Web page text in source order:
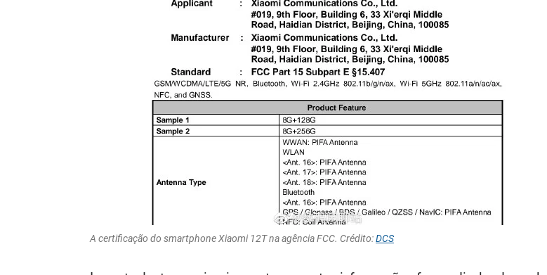
A certificação do smartphone Xiaomi 12T na agência FCC. Crédito:DCS